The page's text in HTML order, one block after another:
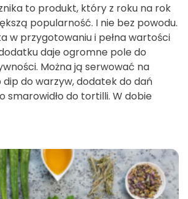
to produkt, który z roku na rok
popularność. I nie bez powodu.
w przygotowaniu i pełna wartości
daje ogromne pole do
Można ją serwować na
do warzyw, dodatek do dań
smarowidło do tortilli. W dobie